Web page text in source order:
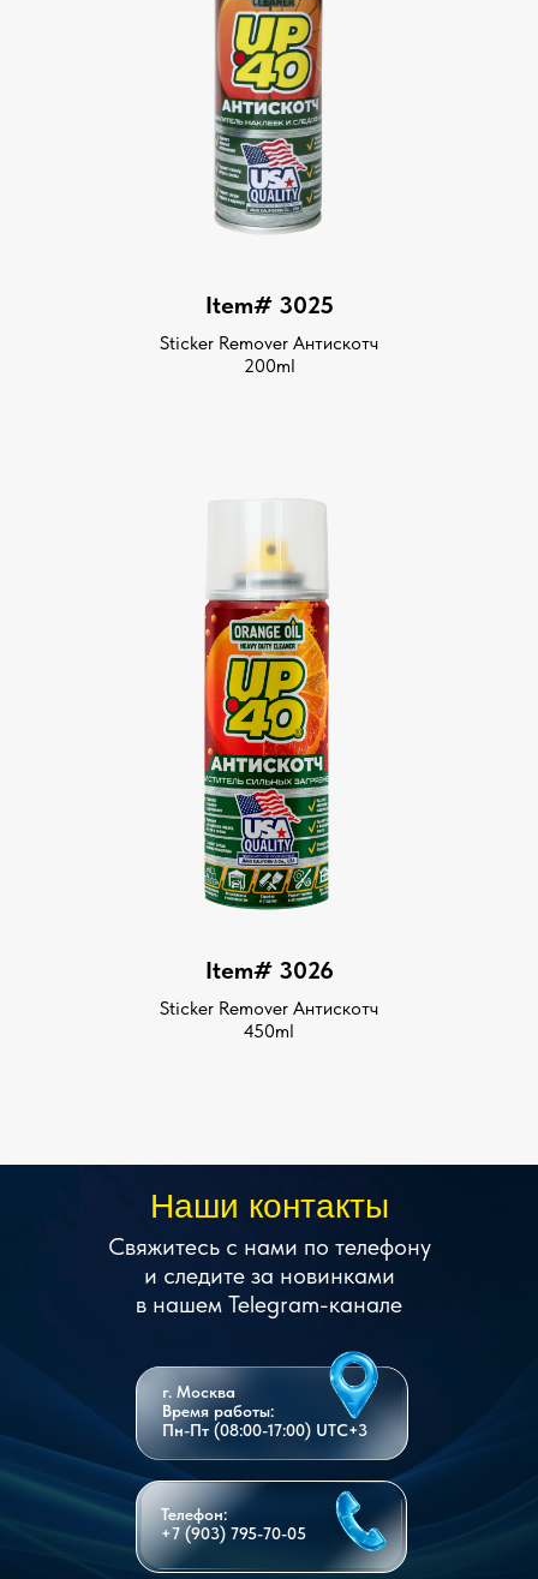
Item# 3025
Sticker Remover Антискотч
200ml
Item# 3026
Sticker Remover Антискотч
450ml
Наши контакты
Свяжитесь с нами по телефону
и следите за новинками
в нашем Telegram-канале
Телефон:
+7 (903) 795-70-05
г. Москва
Время работы:
Пн-Пт (08:00-17:00) UTC+3